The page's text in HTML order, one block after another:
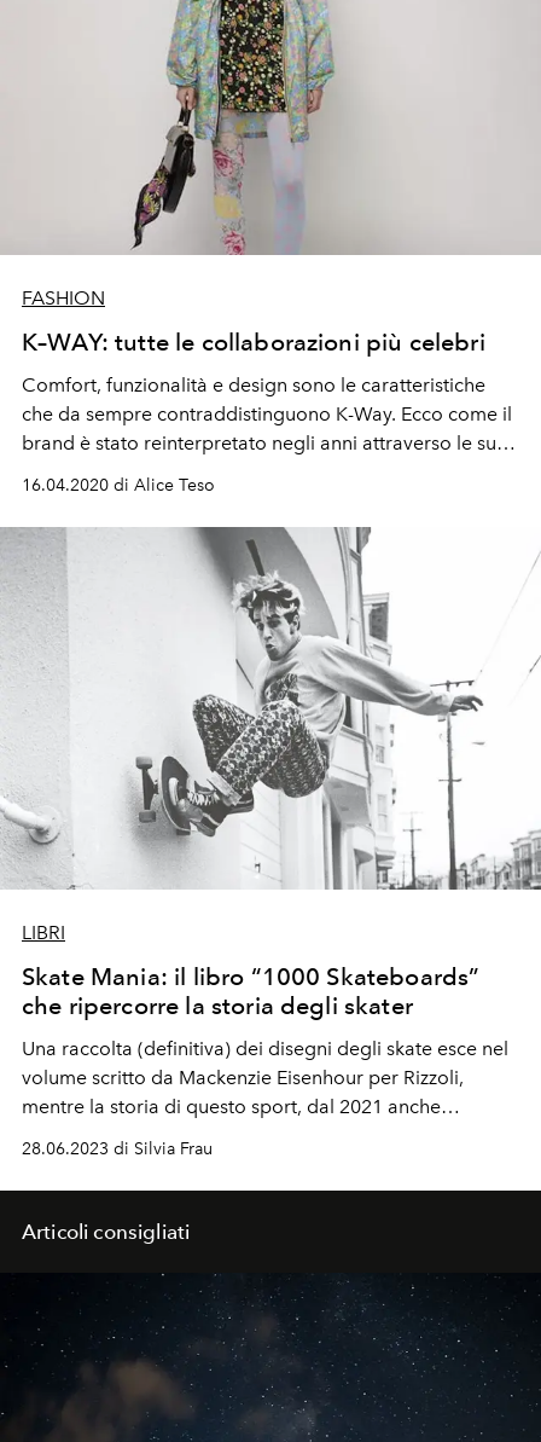
FASHION
K–WAY: tutte le collaborazioni più celebri
Comfort, funzionalità e design sono le caratteristiche
che da sempre contraddistinguono K-Way. Ecco come il
brand è stato reinterpretato negli anni attraverso le sue
collaborazioni.
16.04.2020 di Alice Teso
LIBRI
Skate Mania: il libro “1000 Skateboards”
che ripercorre la storia degli skater
Una raccolta (definitiva) dei disegni degli skate esce nel
volume scritto da Mackenzie Eisenhour per Rizzoli,
mentre la storia di questo sport, dal 2021 anche
Olimpico, sarà in
28.06.2023 di Silvia Frau
Articoli consigliati